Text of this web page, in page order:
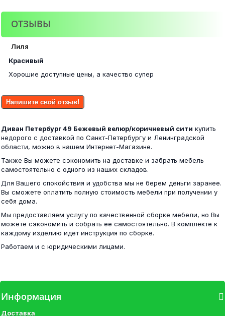
4 900 ₽
13 200 ₽
4 600 ₽
Комод Катрин 3 венге/дуб молочный
6 900 ₽
Кровать Гармония с ящиками 160х200...
ОТЗЫВЫ
Лиля
Красивый
Хорошие доступные цены, а качество супер
Напишите свой отзыв!
Диван Петербург 49 Бежевый велюр/коричневый сити купить
недорого с доставкой по Санкт-Петербургу и Ленинградской
области, можно в нашем Интернет-Магазине.
Также Вы можете сэкономить на доставке и забрать мебель
самостоятельно с одного из наших складов.
Для Вашего спокойствия и удобства мы не берем деньги заранее.
Вы сможете оплатить полную стоимость мебели при получении у
себя дома.
Мы предоставляем услугу по качественной сборке мебели, но Вы
можете сэкономить и собрать ее самостоятельно. В комплекте к
каждому изделию идет инструкция по сборке.
Работаем и с юридическими лицами.
Информация
Доставка